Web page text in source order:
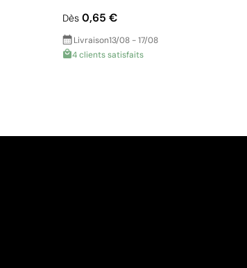
Dès0,65 €
Livraison13/08 - 17/08
4 clients satisfaits